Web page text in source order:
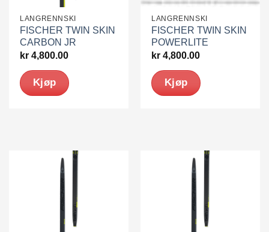
LANGRENNSKI
FISCHER TWIN SKIN
CARBON JR
kr 4,800.00
Kjøp
LANGRENNSKI
FISCHER TWIN SKIN
POWERLITE
kr 4,800.00
Kjøp